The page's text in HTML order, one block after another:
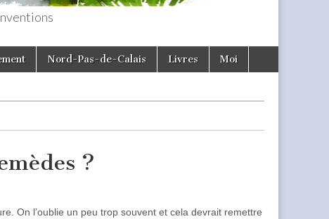
Nord-Pas-de-Calais Livres Moi
?
On l’oublie un peu trop souvent et cela devrait remettre